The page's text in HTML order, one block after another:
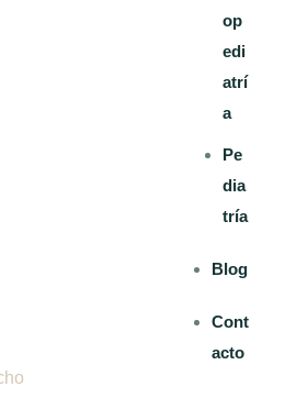
op
edi
atrí
a
Pe
dia
tría
Blog
Cont
acto